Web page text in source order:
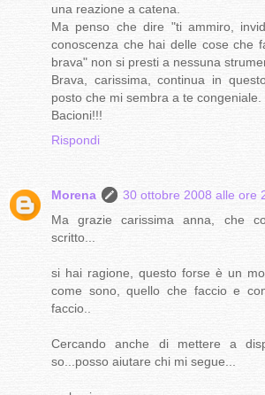
una reazione a catena.
Ma penso che dire "ti ammiro,
conoscenza che hai delle cose che
brava" non si presti a nessuna
Brava, carissima, continua in
posto che mi sembra a te congeniale.
Bacioni!!!
Rispondi
Morena
30 ottobre 2008 alle ore
Ma grazie carissima anna, che
scritto...
si hai ragione, questo forse è un
come sono, quello che faccio e
faccio..
Cercando anche di mettere a
so...posso aiutare chi mi segue...